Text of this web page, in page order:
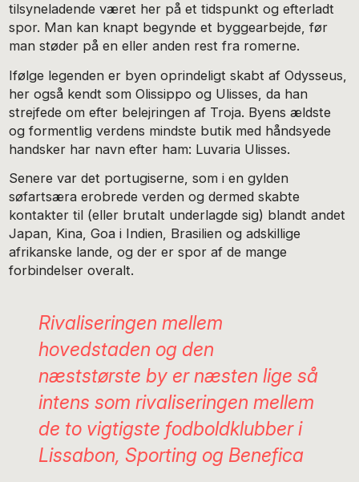
tilsyneladende været her på et tidspunkt og efterladt
spor. Man kan knapt begynde et byggearbejde, før
man støder på en eller anden rest fra romerne.
Ifølge legenden er byen oprindeligt skabt af Odysseus,
her også kendt som Olissippo og Ulisses, da han
strejfede om efter belejringen af Troja. Byens ældste
og formentlig verdens mindste butik med håndsyede
handsker har navn efter ham: Luvaria Ulisses.
Senere var det portugiserne, som i en gylden
søfartsæra erobrede verden og dermed skabte
kontakter til (eller brutalt underlagde sig) blandt andet
Japan, Kina, Goa i Indien, Brasilien og adskillige
afrikanske lande, og der er spor af de mange
forbindelser overalt.
Rivaliseringen mellem
hovedstaden og den
næststørste by er næsten lige så
intens som rivaliseringen mellem
de to vigtigste fodboldklubber i
Lissabon, Sporting og Benefica